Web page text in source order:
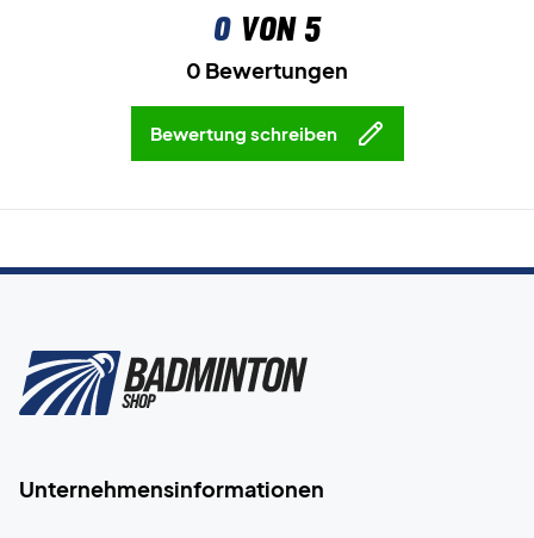
0von 5
0 Bewertungen
Bewertung schreiben
Unternehmensinformationen